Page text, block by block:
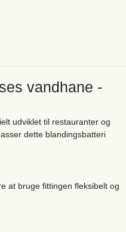
vandhane -
udviklet til restauranter og
dette blandingsbatteri
at bruge fittingen fleksibelt og